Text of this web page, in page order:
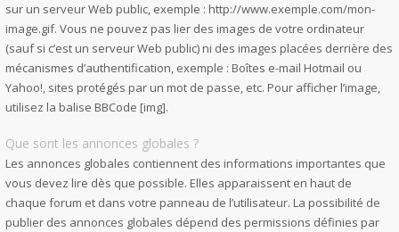
sur un serveur Web public, exemple : http://www.exemple.com/mon-
image.gif. Vous ne pouvez pas lier des images de votre ordinateur
(sauf si c’est un serveur Web public) ni des images placées derrière des
mécanismes d’authentification, exemple : Boîtes e-mail Hotmail ou
Yahoo!, sites protégés par un mot de passe, etc. Pour afficher l’image,
utilisez la balise BBCode [img].
Que sont les annonces globales ?
Les annonces globales contiennent des informations importantes que
vous devez lire dès que possible. Elles apparaissent en haut de
chaque forum et dans votre panneau de l’utilisateur. La possibilité de
publier des annonces globales dépend des permissions définies par